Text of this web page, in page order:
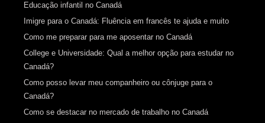
Educação infantil no Canadá
Imigre para o Canadá: Fluência em francês te ajuda e muito
Como me preparar para me aposentar no Canadá
College e Universidade: Qual a melhor opção para estudar no
Canadá?
Como posso levar meu companheiro ou cônjuge para o
Canadá?
Como se destacar no mercado de trabalho no Canadá